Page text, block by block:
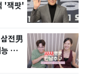
'잭팟'
전男
화